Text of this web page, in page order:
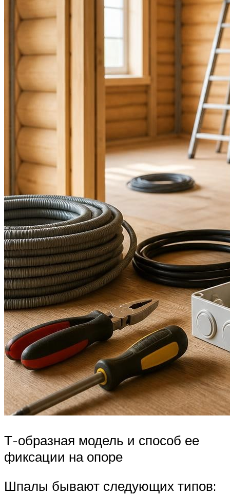
Т-образная модель и способ ее
фиксации на опоре
Шпалы бывают следующих типов: